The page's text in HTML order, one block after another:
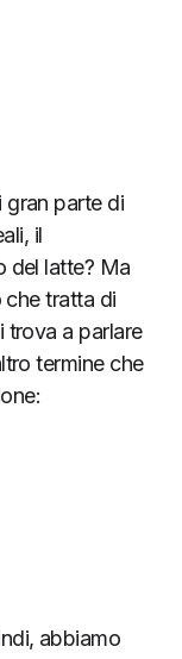
gran parte di
il
del latte? Ma
che tratta di
trova a parlare
termine che
abbiamo